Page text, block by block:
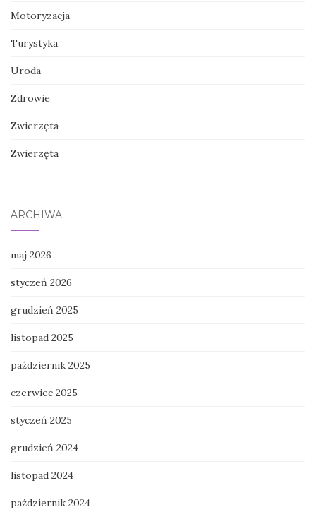
Motoryzacja
Turystyka
Uroda
Zdrowie
Zwierzęta
Zwierzęta
ARCHIWA
maj 2026
styczeń 2026
grudzień 2025
listopad 2025
październik 2025
czerwiec 2025
styczeń 2025
grudzień 2024
listopad 2024
październik 2024